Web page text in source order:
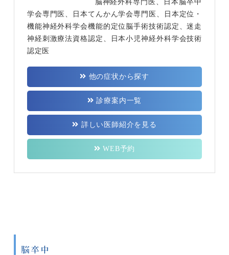
学会専門医、日本てんかん学会専門医、日本定位・
機能神経外科学会機能的定位脳手術技術認定、迷走
神経刺激療法資格認定、日本小児神経外科学会技術
認定医
他の症状から探す
診療案内一覧
詳しい医師紹介を見る
WEB予約
脳卒中